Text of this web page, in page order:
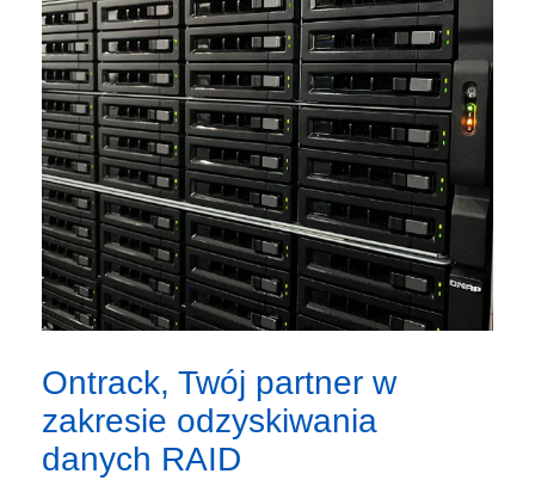
Ontrack, Twój partner w
zakresie odzyskiwania
danych RAID